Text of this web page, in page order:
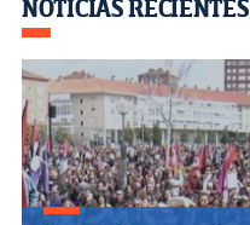
Navegación
de
entradas
NOTICIAS RECIENTES